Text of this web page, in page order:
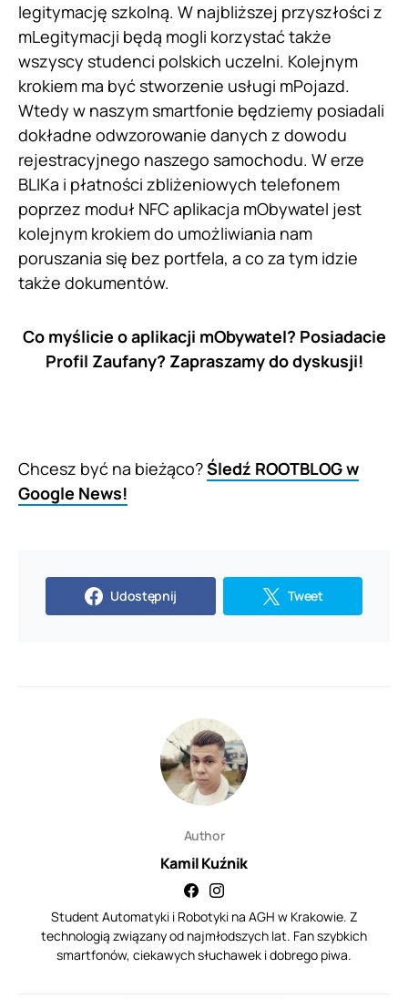
legitymację szkolną. W najbliższej przyszłości z
mLegitymacji będą mogli korzystać także
wszyscy studenci polskich uczelni. Kolejnym
krokiem ma być stworzenie usługi mPojazd.
Wtedy w naszym smartfonie będziemy posiadali
dokładne odwzorowanie danych z dowodu
rejestracyjnego naszego samochodu. W erze
BLIKa i płatności zbliżeniowych telefonem
poprzez moduł NFC aplikacja mObywatel jest
kolejnym krokiem do umożliwiania nam
poruszania się bez portfela, a co za tym idzie
także dokumentów.
Co myślicie o aplikacji mObywatel? Posiadacie
Profil Zaufany? Zapraszamy do dyskusji!
Chcesz być na bieżąco?Śledź ROOTBLOG w
Google News!
Udostępnij Tweet
Author
Kamil Kuźnik
Student Automatyki i Robotyki na AGH w Krakowie. Z
technologią związany od najmłodszych lat. Fan szybkich
smartfonów, ciekawych słuchawek i dobrego piwa.